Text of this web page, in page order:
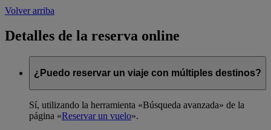
Volver arriba
Detalles de la reserva online
¿Puedo reservar un viaje con múltiples destinos?
Sí, utilizando la herramienta «Búsqueda avanzada» de la
página «Reservar un vuelo».